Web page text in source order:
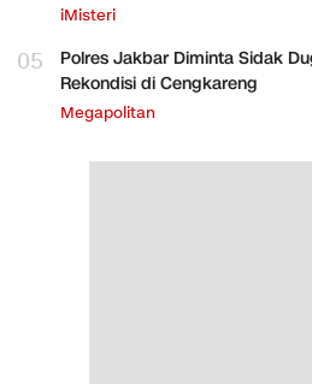
iMisteri
05
Polres Jakbar Diminta Sidak
Rekondisi di Cengkareng
Megapolitan